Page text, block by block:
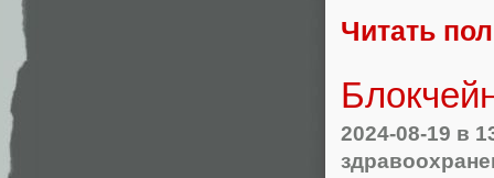
Читать
2024-08-19 в